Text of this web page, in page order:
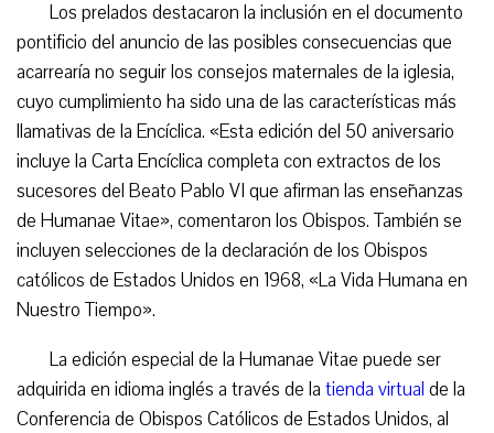
Los prelados destacaron la inclusión en el documento
pontificio del anuncio de las posibles consecuencias que
acarrearía no seguir los consejos maternales de la iglesia,
cuyo cumplimiento ha sido una de las características más
llamativas de la Encíclica. «Esta edición del 50 aniversario
incluye la Carta Encíclica completa con extractos de los
sucesores del Beato Pablo VI que afirman las enseñanzas
de Humanae Vitae», comentaron los Obispos. También se
incluyen selecciones de la declaración de los Obispos
católicos de Estados Unidos en 1968, «La Vida Humana en
Nuestro Tiempo».
La edición especial de la Humanae Vitae puede ser
adquirida en idioma inglés a través de la tienda virtual de la
Conferencia de Obispos Católicos de Estados Unidos, al